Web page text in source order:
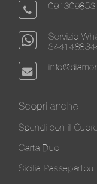
091309853
Servizio
Scopri anche
Spendi con il Cuore
Carta Duo
Sicilia Passepartout